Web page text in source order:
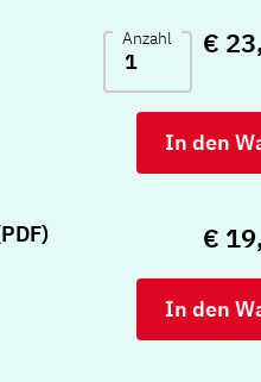
Anzahl €
In den
€
In den